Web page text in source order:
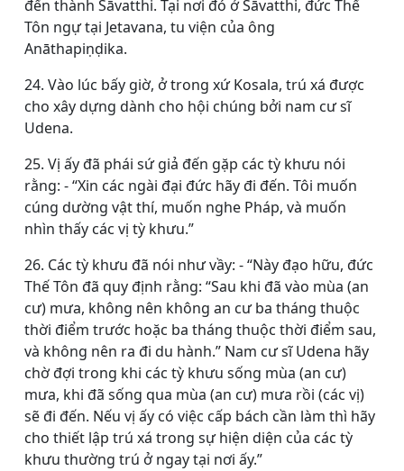
đến thành Sāvatthi. Tại nơi đó ở Sāvatthi, đức Thế
Tôn ngự tại Jetavana, tu viện của ông
Anāthapiṇḍika.
24. Vào lúc bấy giờ, ở trong xứ Kosala, trú xá được
cho xây dựng dành cho hội chúng bởi nam cư sĩ
Udena.
25. Vị ấy đã phái sứ giả đến gặp các tỳ khưu nói
rằng: - “Xin các ngài đại đức hãy đi đến. Tôi muốn
cúng dường vật thí, muốn nghe Pháp, và muốn
nhìn thấy các vị tỳ khưu.”
26. Các tỳ khưu đã nói như vầy: - “Này đạo hữu, đức
Thế Tôn đã quy định rằng: “Sau khi đã vào mùa (an
cư) mưa, không nên không an cư ba tháng thuộc
thời điểm trước hoặc ba tháng thuộc thời điểm sau,
và không nên ra đi du hành.” Nam cư sĩ Udena hãy
chờ đợi trong khi các tỳ khưu sống mùa (an cư)
mưa, khi đã sống qua mùa (an cư) mưa rồi (các vị)
sẽ đi đến. Nếu vị ấy có việc cấp bách cần làm thì hãy
cho thiết lập trú xá trong sự hiện diện của các tỳ
khưu thường trú ở ngay tại nơi ấy.”